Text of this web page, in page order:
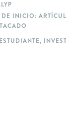
INICIO:
,